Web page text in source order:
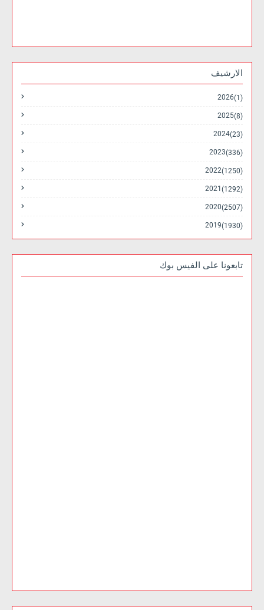
الارشيف
2026 (1)
2025 (8)
2024 (23)
2023 (336)
2022 (1250)
2021 (1292)
2020 (2507)
2019 (1930)
تابعونا على الفيس بوك